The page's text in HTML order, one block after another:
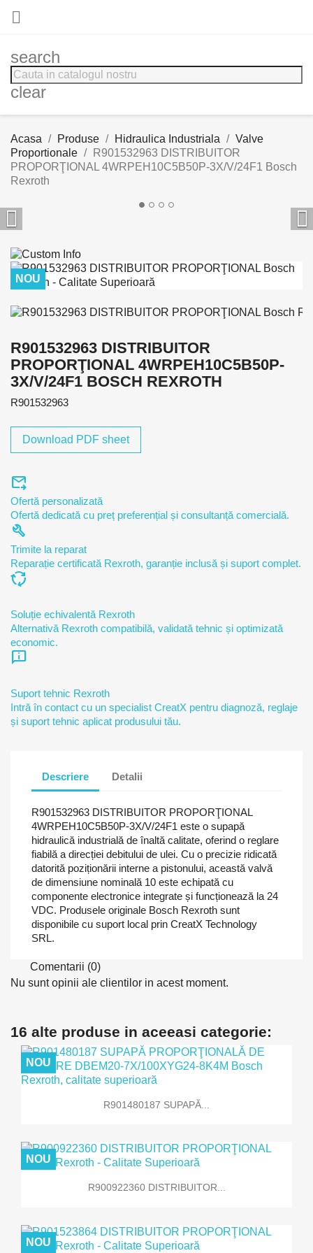

search
clear
Acasa Produse Hidraulica Industriala
Valve
Proportionale
R901532963 DISTRIBUITOR
PROPORŢIONAL 4WRPEH10C5B50P-3X/V/24F1 Bosch
Rexroth
 
NOU
R901532963 DISTRIBUITOR
PROPORŢIONAL 4WRPEH10C5B50P-
3X/V/24F1 BOSCH REXROTH
R901532963
Download PDF sheet
forward_to_inbox
Ofertă personalizată
Ofertă dedicată cu preț preferențial și consultanță comercială.
build
Trimite la reparat
Reparație certificată Rexroth, garanție inclusă și suport complet.
cycle
Soluție echivalentă Rexroth
Alternativă Rexroth compatibilă, validată tehnic și optimizată
economic.
chat_info
Suport tehnic Rexroth
Intră în contact cu un specialist CreatX pentru diagnoză, reglaje
și suport tehnic aplicat produsului tău.
Descriere Detalii
R901532963 DISTRIBUITOR PROPORŢIONAL
4WRPEH10C5B50P-3X/V/24F1 este o supapă
hidraulică industrială de înaltă calitate, oferind o reglare
fiabilă a direcției debitului de ulei. Cu o precizie ridicată
datorită poziționării interne a pistonului, această valvă
de dimensiune nominală 10 este echipată cu
componente electronice integrate și funcționează la 24
VDC. Produsele originale Bosch Rexroth sunt
disponibile cu suport local prin CreatX Technology
SRL.
Comentarii (0)
Nu sunt opinii ale clientilor in acest moment.
16 alte produse in aceeasi categorie:
R901480187 SUPAPĂ...
NOU
R900922360 DISTRIBUITOR...
NOU
NOU